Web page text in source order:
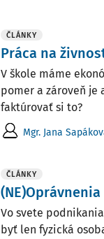
ČLÁNKY
Práca na
V škole máme
pomer a zároveň je
faktúrovať si to?
Mgr. Jana
ČLÁNKY
Vo svete
byť len fyzická